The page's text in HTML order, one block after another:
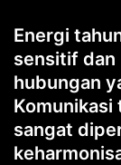
Energi
sensitif dan
hubungan
Komunikasi
sangat